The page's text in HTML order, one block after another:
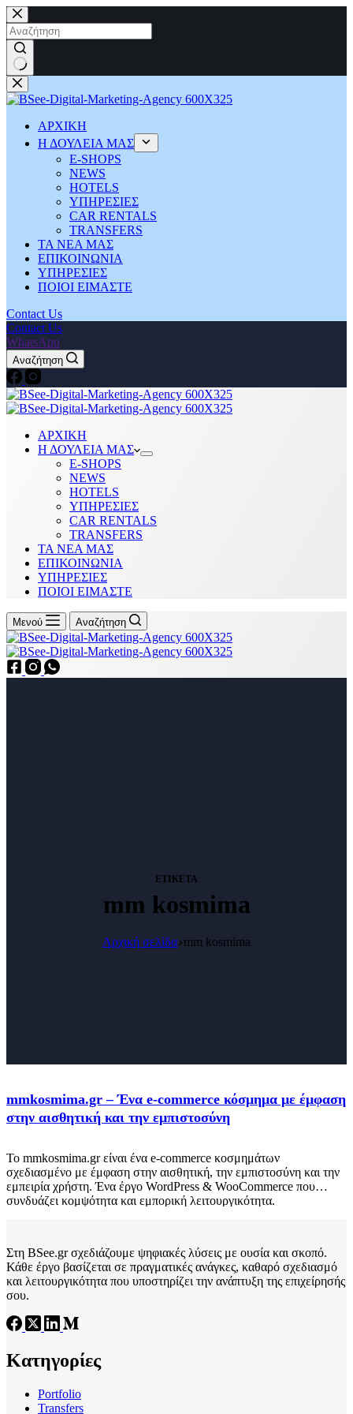
Μετάβαση
στο
περιεχόμενο
No
results
ΑΡΧΙΚΗ
Η ΔΟΥΛΕΙΑ ΜΑΣ
Ε-SHOPS
NEWS
HOTELS
ΥΠΗΡΕΣΙΕΣ
CAR RENTALS
TRANSFERS
ΤΑ ΝΕΑ ΜΑΣ
ΕΠΙΚΟΙΝΩΝΙΑ
ΥΠΗΡΕΣΙΕΣ
ΠΟΙΟΙ ΕΙΜΑΣΤΕ
Contact Us
Contact Us
WhatsApp
Αναζήτηση
ΑΡΧΙΚΗ
Η ΔΟΥΛΕΙΑ ΜΑΣ
Ε-SHOPS
NEWS
HOTELS
ΥΠΗΡΕΣΙΕΣ
CAR RENTALS
TRANSFERS
ΤΑ ΝΕΑ ΜΑΣ
ΕΠΙΚΟΙΝΩΝΙΑ
ΥΠΗΡΕΣΙΕΣ
ΠΟΙΟΙ ΕΙΜΑΣΤΕ
Μενού Αναζήτηση
ΕΤΙΚΈΤΑ
mm kosmima
Αρχική σελίδα mm kosmima
mmkosmima.gr – Ένα e-commerce κόσμημα με έμφαση
στην αισθητική και την εμπιστοσύνη
Το mmkosmima.gr είναι ένα e-commerce κοσμημάτων
σχεδιασμένο με έμφαση στην αισθητική, την εμπιστοσύνη και την
εμπειρία χρήστη. Ένα έργο WordPress & WooCommerce που
συνδυάζει κομψότητα και εμπορική λειτουργικότητα.
Στη BSee.gr σχεδιάζουμε ψηφιακές λύσεις με ουσία και σκοπό.
Κάθε έργο βασίζεται σε πραγματικές ανάγκες, καθαρό σχεδιασμό
και λειτουργικότητα που υποστηρίζει την ανάπτυξη της επιχείρησής
σου.
Κατηγορίες
Portfolio
Transfers